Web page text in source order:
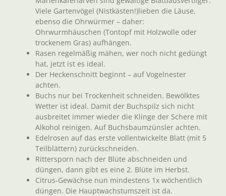
Viele Gartenvögel (Nistkästen!)lieben die Läuse,
ebenso die Ohrwürmer – daher:
Ohrwurmhäuschen (Tontopf mit Holzwolle oder
trockenem Gras) aufhängen.
Rasen regelmäßig mähen, wer noch nicht gedüngt
hat, jetzt ist es ideal.
Der Heckenschnitt beginnt – auf Vogelnester
achten.
Buchs nur bei Trockenheit schneiden. Bewölktes
Wetter ist ideal. Damit der Buchspilz sich nicht
ausbreitet immer wieder die Klinge der Schere mit
Alkohol reinigen. Auf Buchsbaumzünsler achten.
Edelrosen auf das erste vollentwickelte Blatt (mit 5
Teilblättern) zurückschneiden.
Rittersporn nach der Blüte abschneiden und
düngen, dann gibt es eine 2. Blüte im Herbst.
Citrus-Gewächse nun mindestens 1x wöchentlich
düngen. Die Hauptwachstumszeit ist da.